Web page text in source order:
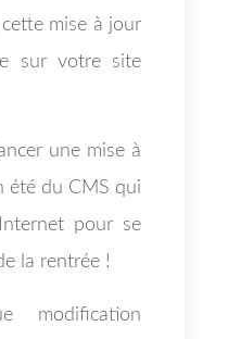
mise à jour
sur votre site
une mise à
été du CMS qui
pour se
la rentrée !
modification